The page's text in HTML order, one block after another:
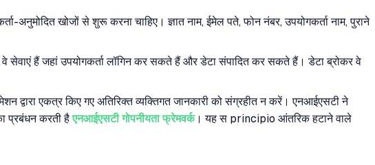
खोजों से शुरू करना चाहिए। ज्ञात नाम, ईमेल पते, फोन नंबर, उपयोगकर्ता नाम, पुराने
हैं जहां उपयोगकर्ता लॉगिन कर सकते हैं और डेटा संपादित कर सकते हैं। डेटा ब्रोकर वे
एकत्र किए गए अतिरिक्त व्यक्तिगत जानकारी को संग्रहीत न करें। एनआईएसटी ने
प्रबंधन करती हैएनआईएसटी गोपनीयता फ्रेमवर्क। यह स principio आंतरिक हटाने वाले